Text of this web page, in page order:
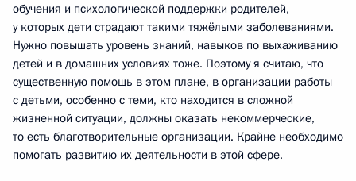
обучения и психологической поддержки родителей,
у которых дети страдают такими тяжёлыми заболеваниями.
Нужно повышать уровень знаний, навыков по выхаживанию
детей и в домашних условиях тоже. Поэтому я считаю, что
существенную помощь в этом плане, в организации работы
с детьми, особенно с теми, кто находится в сложной
жизненной ситуации, должны оказать некоммерческие,
то есть благотворительные организации. Крайне необходимо
помогать развитию их деятельности в этой сфере.